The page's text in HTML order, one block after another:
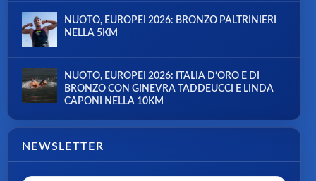
NUOTO, EUROPEI 2026: BRONZO PALTRINIERI
NELLA 5KM
NUOTO, EUROPEI 2026: ITALIA D’ORO E DI
BRONZO CON GINEVRA TADDEUCCI E LINDA
CAPONI NELLA 10KM
NEWSLETTER